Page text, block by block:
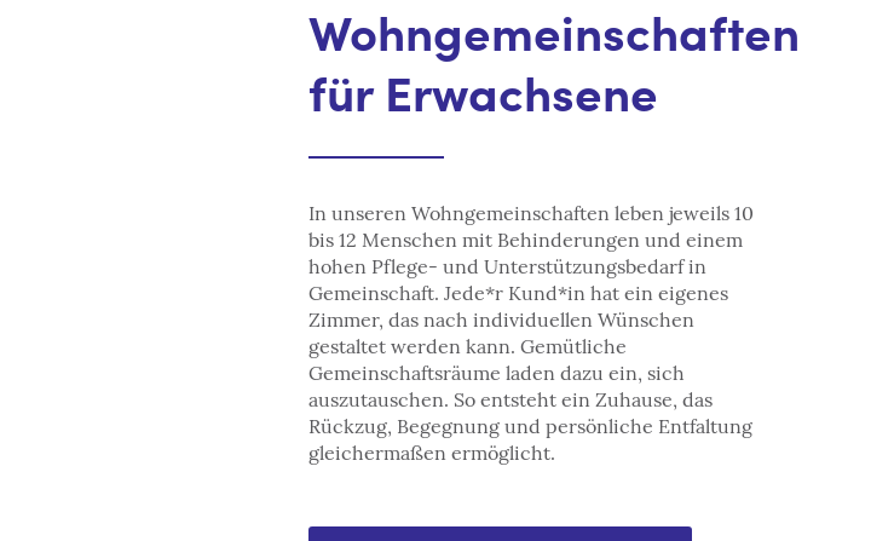
Wohngemeinschaften
für Erwachsene
In unseren Wohngemeinschaften leben jeweils 10
bis 12 Menschen mit Behinderungen und einem
hohen Pflege- und Unterstützungsbedarf in
Gemeinschaft. Jede*r Kund*in hat ein eigenes
Zimmer, das nach individuellen Wünschen
gestaltet werden kann. Gemütliche
Gemeinschaftsräume laden dazu ein, sich
auszutauschen. So entsteht ein Zuhause, das
Rückzug, Begegnung und persönliche Entfaltung
gleichermaßen ermöglicht.